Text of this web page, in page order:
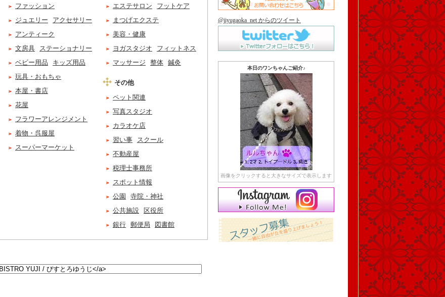
ファッション
ジュエリー
アクセサリー
アンティーク
文房具
ステーショナリー
ベビー用品
キッズ用品
玩具・おもちゃ
本屋・書店
花屋
フラワーアレンジメント
着物・呉服屋
スーパーマーケット
エステサロン
フットケア
まつげエクステ
美容・健康
ヨガスタジオ
フィットネス
マッサージ
整体 鍼灸
その他
ペット関連
写真スタジオ
カラオケ店
習い事
スクール
不動産屋
税理士事務所
スポット情報
公園
寺院・神社
公共施設
区役所
銀行 郵便局 図書館
@jiyugaoka_net からのツイート
本日のワンちゃんご紹介♪
画像をクリックすると大きなサイズで表示します